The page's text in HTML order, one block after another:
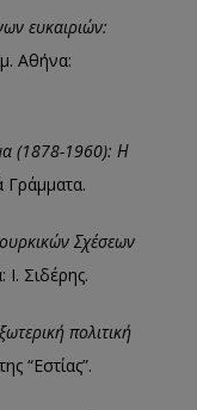
ευκαιριών:
Αθήνα:
(1878-1960): Η
Γράμματα.
Σχέσεων
Σιδέρης.
πολιτική
“Εστίας”.